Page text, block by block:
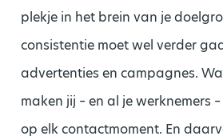
plekje in het brein van je
consistentie moet wel verder
advertenties en campagnes.
maken jij – en al je werknemers
op elk contactmoment. En